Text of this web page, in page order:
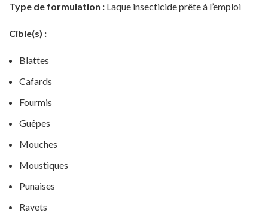
Type de formulation : Laque insecticide prête à l’emploi
Cible(s) :
Blattes
Cafards
Fourmis
Guêpes
Mouches
Moustiques
Punaises
Ravets